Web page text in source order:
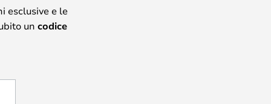
esclusive e le
un codice